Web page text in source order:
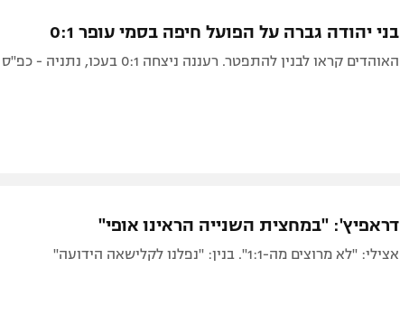
בני יהודה גברה על הפועל חיפה בסמי עופר 0:1
האוהדים קראו לבנין להתפטר. רעננה ניצחה 0:1 בעכו, נתניה - כפ"ס 1:0
דראפיץ': "במחצית השנייה הראינו אופי"
אצילי: "לא מרוצים מה-1:1". בנין: "נפלנו לקלישאה הידועה"